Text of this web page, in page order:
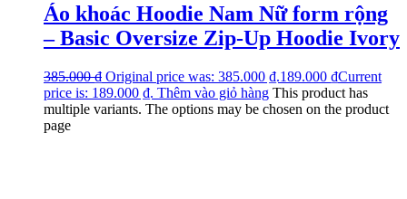
Áo khoác Hoodie Nam Nữ form rộng
– Basic Oversize Zip-Up Hoodie Ivory
385.000₫ Original price was: 385.000 ₫.189.000 ₫Current
price is: 189.000 ₫. Thêm vào giỏ hàng This product has
multiple variants. The options may be chosen on the product
page